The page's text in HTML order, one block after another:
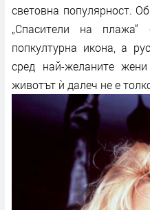
световна популярност.
„Спасители на
попкултурна икона, а
сред най-желаните
животът ѝ далеч не е